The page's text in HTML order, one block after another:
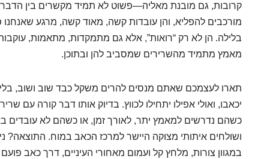
קרובות, גם מובנת מאליה—פשוט לא תמיד מקשרים בין
מורכבים להפליא, והן עובדות קשה, מאוד קשה, מרגע שאנחנו
בלילה. הן לא רק “רואות”, אלא גם מתמקדות, מתאמות,
מאמץ מתמיד מהשרירים שמסביב להן ובתוכן.
תארו לעצמכם שאתם מנסים להרים משקל כבד שוב ושוב,
יכאבו, ואולי אפילו יתחילו לכווץ. בדיוק אותו דבר קורה עם
כשהם נדרשים למאמץ יתר, לאורך זמן, או כשהם לא עובדים
ושולחים איתותי מצוקה היישר למרכז הכאב במוח. התוצאה?
במגוון צורות, מלחץ קל ועמום מאחורי העיניים, דרך כאב